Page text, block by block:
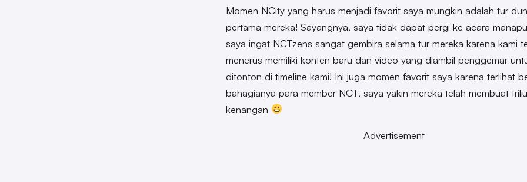
Momen NCity yang harus menjadi favorit saya mungkin adalah tur
pertama mereka! Sayangnya, saya tidak dapat pergi ke acara
saya ingat NCTzens sangat gembira selama tur mereka karena kami
menerus memiliki konten baru dan video yang diambil penggemar
ditonton di timeline kami! Ini juga momen favorit saya karena terlihat
bahagianya para member NCT, saya yakin mereka telah membuat
kenangan
Advertisement